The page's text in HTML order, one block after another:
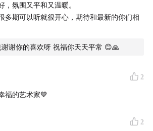
，所以我们要做的就是更努力的把自
饪UP主：鞑厨高寒
》厨师争霸赛介绍
非常普通的食材
人掌的果实
，氛围又平和又温暖。
多期可以听就很开心，期待和最新的你们相
谢谢你的喜欢呀 祝福你天天平常 😊🙏
2
福的艺术家💙
2